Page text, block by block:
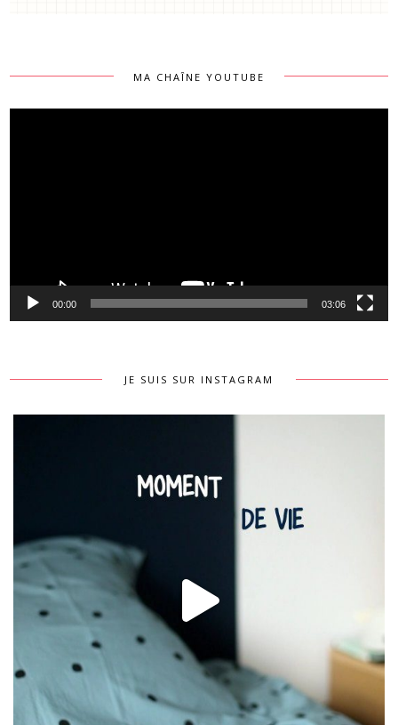
MA CHAÎNE YOUTUBE
Lecteur
00:00 03:06
JE SUIS SUR INSTAGRAM